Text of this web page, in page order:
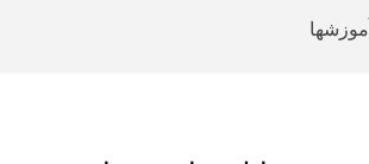
آموزشها